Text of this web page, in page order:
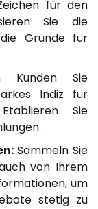
für den
Sie die
Gründe für
Kunden Sie
Indiz für
Sie
Sammeln Sie
von Ihrem
um
stetig zu